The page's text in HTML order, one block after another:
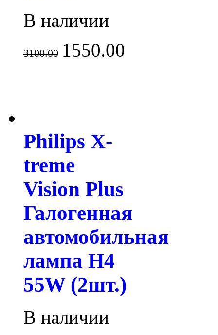
В наличии
3100.00 1550.00
Philips X-
treme
Vision Plus
Галогенная
автомобильная
лампа H4
55W (2шт.)
В наличии